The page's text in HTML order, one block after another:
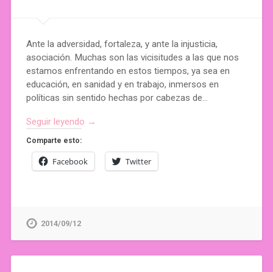
Ante la adversidad, fortaleza, y ante la injusticia,
asociación. Muchas son las vicisitudes a las que nos
estamos enfrentando en estos tiempos, ya sea en
educación, en sanidad y en trabajo, inmersos en
políticas sin sentido hechas por cabezas de…
Seguir leyendo →
Comparte esto:
Facebook Twitter
2014/09/12